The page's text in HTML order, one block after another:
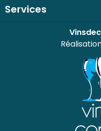
Services